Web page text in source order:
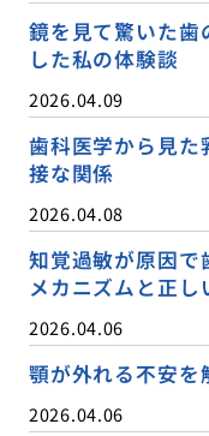
鏡を見て驚いた歯
した私の体験談
2026.04.09
歯科医学から見た
接な関係
2026.04.08
知覚過敏が原因で
メカニズムと正し
2026.04.06
顎が外れる不安を
2026.04.06